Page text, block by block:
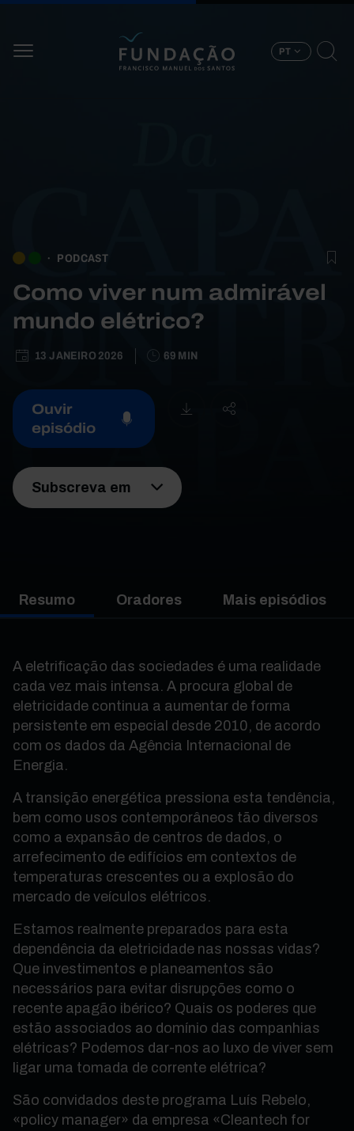
PT
PODCAST
Como viver num admirável
mundo elétrico?
13 JANEIRO 2026 69 MIN
Ouvir
episódio
Subscreva em
Resumo Oradores Mais episódios
A eletrificação das sociedades é uma realidade
cada vez mais intensa. A procura global de
eletricidade continua a aumentar de forma
persistente em especial desde 2010, de acordo
com os dados da Agência Internacional de
Energia.
A transição energética pressiona esta tendência,
bem como usos contemporâneos tão diversos
como a expansão de centros de dados, o
arrefecimento de edifícios em contextos de
temperaturas crescentes ou a explosão do
mercado de veículos elétricos.
Estamos realmente preparados para esta
dependência da eletricidade nas nossas vidas?
Que investimentos e planeamentos são
necessários para evitar disrupções como o
recente apagão ibérico? Quais os poderes que
estão associados ao domínio das companhias
elétricas? Podemos dar-nos ao luxo de viver sem
ligar uma tomada de corrente elétrica?
São convidados deste programa Luís Rebelo,
«policy manager» da empresa «Cleantech for